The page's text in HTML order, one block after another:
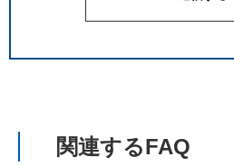
関連するFAQ